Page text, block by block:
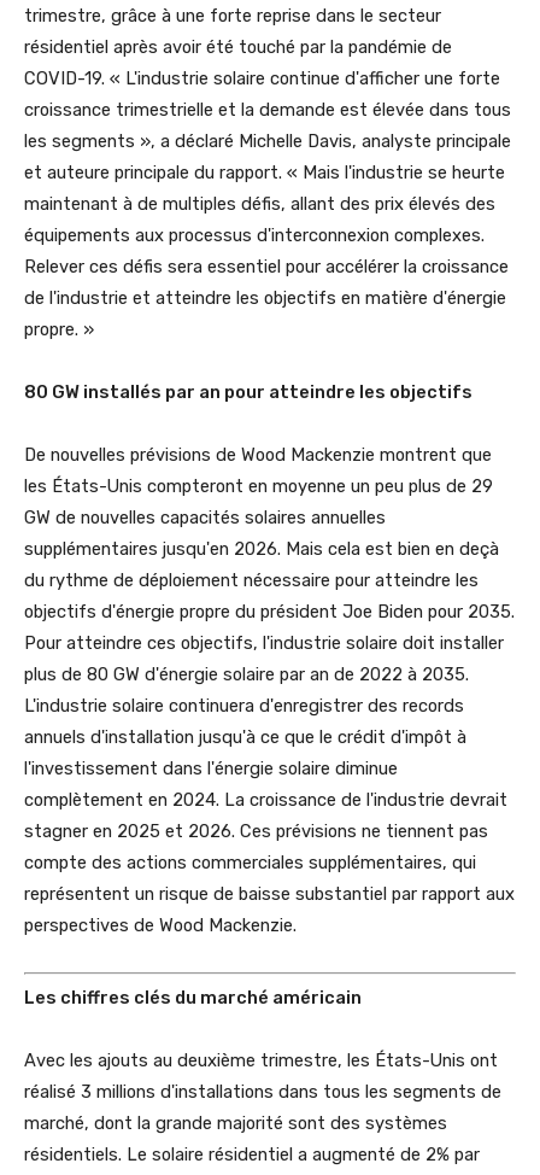
trimestre, grâce à une forte reprise dans le secteur
résidentiel après avoir été touché par la pandémie de
COVID-19. « L'industrie solaire continue d'afficher une forte
croissance trimestrielle et la demande est élevée dans tous
les segments », a déclaré Michelle Davis, analyste principale
et auteure principale du rapport. « Mais l'industrie se heurte
maintenant à de multiples défis, allant des prix élevés des
équipements aux processus d'interconnexion complexes.
Relever ces défis sera essentiel pour accélérer la croissance
de l'industrie et atteindre les objectifs en matière d'énergie
propre. »
80 GW installés par an pour atteindre les objectifs
De nouvelles prévisions de Wood Mackenzie montrent que
les États-Unis compteront en moyenne un peu plus de 29
GW de nouvelles capacités solaires annuelles
supplémentaires jusqu'en 2026. Mais cela est bien en deçà
du rythme de déploiement nécessaire pour atteindre les
objectifs d'énergie propre du président Joe Biden pour 2035.
Pour atteindre ces objectifs, l'industrie solaire doit installer
plus de 80 GW d'énergie solaire par an de 2022 à 2035.
L'industrie solaire continuera d'enregistrer des records
annuels d'installation jusqu'à ce que le crédit d'impôt à
l'investissement dans l'énergie solaire diminue
complètement en 2024. La croissance de l'industrie devrait
stagner en 2025 et 2026. Ces prévisions ne tiennent pas
compte des actions commerciales supplémentaires, qui
représentent un risque de baisse substantiel par rapport aux
perspectives de Wood Mackenzie.
Les chiffres clés du marché américain
Avec les ajouts au deuxième trimestre, les États-Unis ont
réalisé 3 millions d'installations dans tous les segments de
marché, dont la grande majorité sont des systèmes
résidentiels. Le solaire résidentiel a augmenté de 2% par